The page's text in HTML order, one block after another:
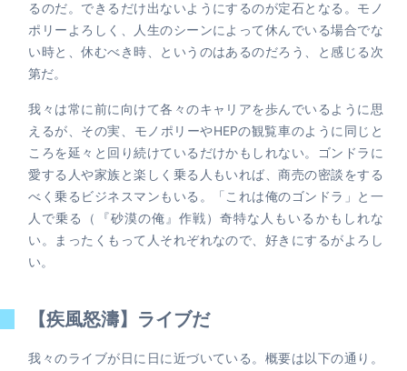
るのだ。できるだけ出ないようにするのが定石となる。モノ
ポリーよろしく、人生のシーンによって休んでいる場合でな
い時と、休むべき時、というのはあるのだろう、と感じる次
第だ。
我々は常に前に向けて各々のキャリアを歩んでいるように思
えるが、その実、モノポリーやHEPの観覧車のように同じと
ころを延々と回り続けているだけかもしれない。ゴンドラに
愛する人や家族と楽しく乗る人もいれば、商売の密談をする
べく乗るビジネスマンもいる。「これは俺のゴンドラ」と一
人で乗る（『砂漠の俺』作戦）奇特な人もいるかもしれな
い。まったくもって人それぞれなので、好きにするがよろし
い。
【疾風怒濤】ライブだ
我々のライブが日に日に近づいている。概要は以下の通り。